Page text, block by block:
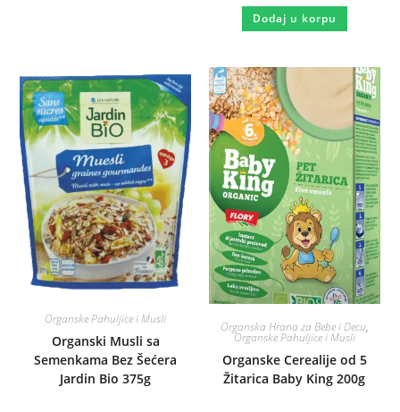
Dodaj u korpu
Organske Pahuljice i Musli
Organski Musli sa
Semenkama Bez Šećera
Jardin Bio 375g
Organska Hrana za Bebe i Decu,
Organske Pahuljice i Musli
Organske Cerealije od 5
Žitarica Baby King 200g